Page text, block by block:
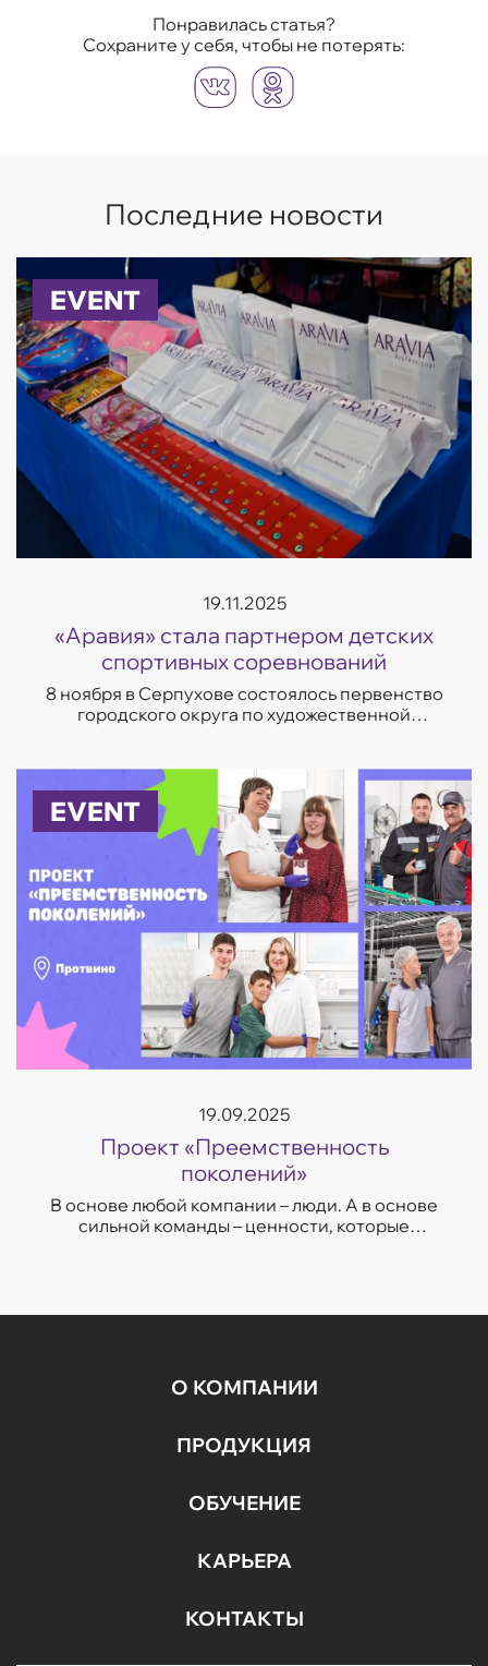
Понравилась статья?
Сохраните у себя, чтобы не потерять:
Последние новости
EVENT
19.11.2025
«Аравия» стала партнером детских
спортивных соревнований
8 ноября в Серпухове состоялось первенство
городского округа по художественной
городов П...
EVENT
19.09.2025
Проект «Преемственность
поколений»
В основе любой компании – люди. А в основе
сильной команды – ценности, которые
О КОМПАНИИ
ПРОДУКЦИЯ
ОБУЧЕНИЕ
КАРЬЕРА
КОНТАКТЫ